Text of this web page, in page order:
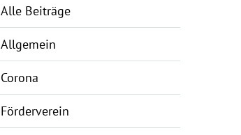
Alle Beiträge
Allgemein
Corona
Förderverein